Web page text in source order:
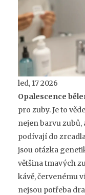
led, 17 2026
Opalescence
pro zuby. Je to
nejen barvu zubů,
podívají do
jsou otázka
většina tmavých
kávě, červenému
nejsou potřeba